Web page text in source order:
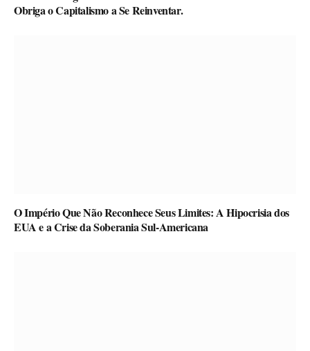
Obriga o Capitalismo a Se Reinventar.
O Império Que Não Reconhece Seus Limites: A Hipocrisia dos
EUA e a Crise da Soberania Sul-Americana